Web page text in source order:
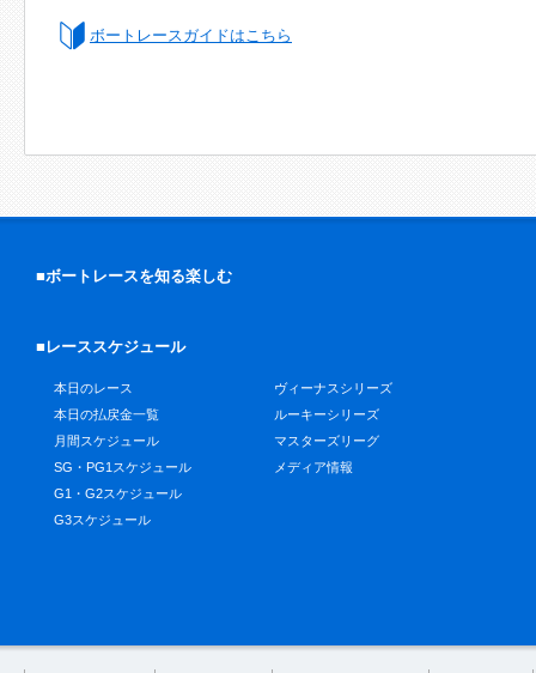
ボートレースガイドはこちら
■ボートレースを知る楽しむ
■レーススケジュール
本日のレース
本日の払戻金一覧
月間スケジュール
SG・PG1スケジュール
G1・G2スケジュール
G3スケジュール
ヴィーナスシリーズ
ルーキーシリーズ
マスターズリーグ
メディア情報